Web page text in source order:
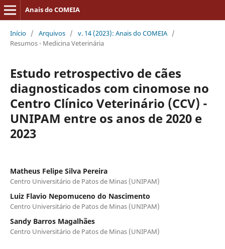
Anais do COMEIA
Início / Arquivos / v. 14 (2023): Anais do COMEIA /
Resumos - Medicina Veterinária
Estudo retrospectivo de cães
diagnosticados com cinomose no
Centro Clínico Veterinário (CCV) -
UNIPAM entre os anos de 2020 e
2023
Matheus Felipe Silva Pereira
Centro Universitário de Patos de Minas (UNIPAM)
Luiz Flavio Nepomuceno do Nascimento
Centro Universitário de Patos de Minas (UNIPAM)
Sandy Barros Magalhães
Centro Universitário de Patos de Minas (UNIPAM)